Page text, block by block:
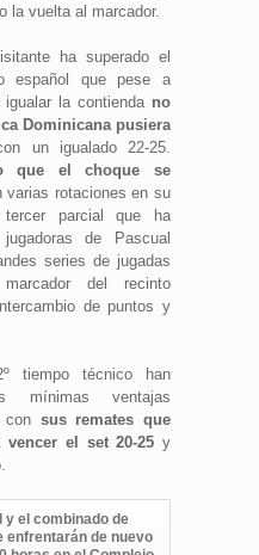
la vuelta al marcador.
ha superado el
español que pese a
la contienda no
Dominicana pusiera
un igualado 22-25.
que el choque se
rotaciones en su
parcial que ha
de Pascual
series de jugadas
del recinto
de puntos y
tiempo técnico han
mínimas ventajas
con sus remates que
el set 20-25 y
y el combinado de
enfrentarán de nuevo